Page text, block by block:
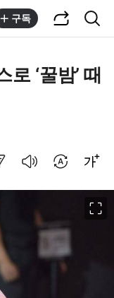
구독
로 ‘꿀밤’ 때